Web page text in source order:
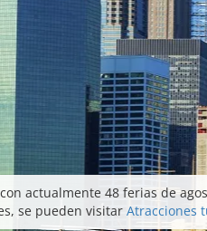
actualmente 48 ferias de
se pueden visitar Atracciones